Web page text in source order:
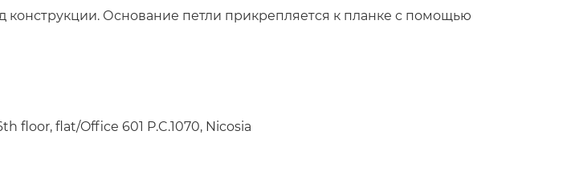
Основание петли прикрепляется к планке с помощью
floor, flat/Office 601 P.C.1070, Nicosia